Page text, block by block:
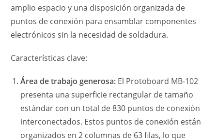
amplio espacio y una disposición organizada de
puntos de conexión para ensamblar componentes
electrónicos sin la necesidad de soldadura.
Características clave:
Área de trabajo generosa: El Protoboard MB-102
presenta una superficie rectangular de tamaño
estándar con un total de 830 puntos de conexión
interconectados. Estos puntos de conexión están
organizados en 2 columnas de 63 filas, lo que